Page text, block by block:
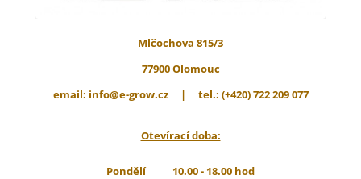
Mlčochova 815/3
77900 Olomouc
email: info@e-grow.cz| tel.: (+420) 722 209 077
Otevírací doba:
Pondělí 10.00 - 18.00 hod